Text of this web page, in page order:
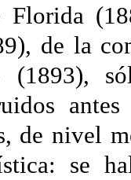
de la
(1893),
de nivel
se